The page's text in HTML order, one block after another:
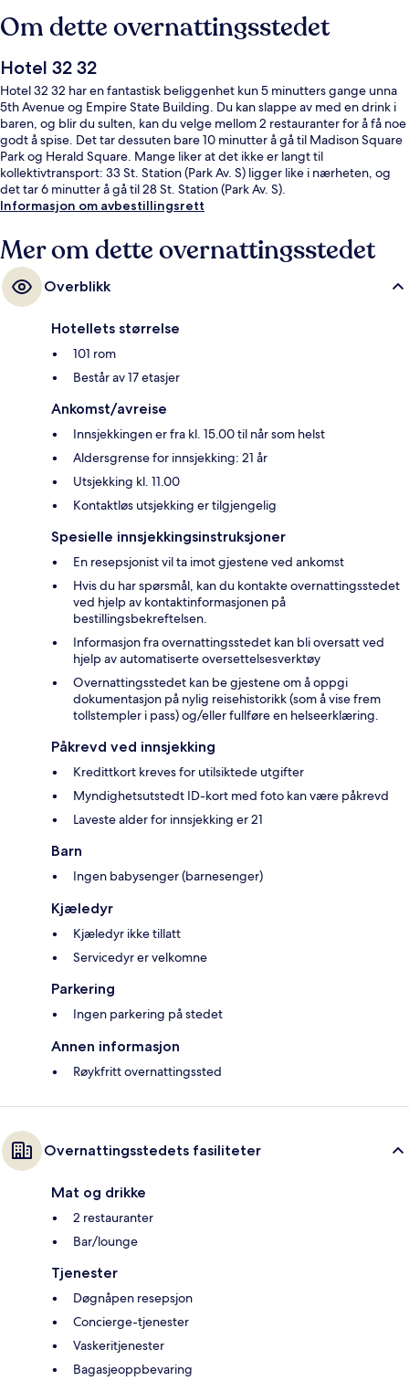
Om dette overnattingsstedet
Hotel 32 32
Hotel 32 32 har en fantastisk beliggenhet kun 5 minutters gange unna
5th Avenue og Empire State Building. Du kan slappe av med en drink i
baren, og blir du sulten, kan du velge mellom 2 restauranter for å få noe
godt å spise. Det tar dessuten bare 10 minutter å gå til Madison Square
Park og Herald Square. Mange liker at det ikke er langt til
kollektivtransport: 33 St. Station (Park Av. S) ligger like i nærheten, og
det tar 6 minutter å gå til 28 St. Station (Park Av. S).
Informasjon om avbestillingsrett
Mer om dette overnattingsstedet
Overblikk
Hotellets størrelse
101 rom
Består av 17 etasjer
Ankomst/avreise
Innsjekkingen er fra kl. 15.00 til når som helst
Aldersgrense for innsjekking: 21 år
Utsjekking kl. 11.00
Kontaktløs utsjekking er tilgjengelig
Spesielle innsjekkingsinstruksjoner
En resepsjonist vil ta imot gjestene ved ankomst
Hvis du har spørsmål, kan du kontakte overnattingsstedet
ved hjelp av kontaktinformasjonen på
bestillingsbekreftelsen.
Informasjon fra overnattingsstedet kan bli oversatt ved
hjelp av automatiserte oversettelsesverktøy
Overnattingsstedet kan be gjestene om å oppgi
dokumentasjon på nylig reisehistorikk (som å vise frem
tollstempler i pass) og/eller fullføre en helseerklæring.
Påkrevd ved innsjekking
Kredittkort kreves for utilsiktede utgifter
Myndighetsutstedt ID-kort med foto kan være påkrevd
Laveste alder for innsjekking er 21
Barn
Ingen babysenger (barnesenger)
Kjæledyr
Kjæledyr ikke tillatt
Servicedyr er velkomne
Parkering
Ingen parkering på stedet
Annen informasjon
Røykfritt overnattingssted
Overnattingsstedets fasiliteter
Mat og drikke
2 restauranter
Bar/lounge
Tjenester
Døgnåpen resepsjon
Concierge-tjenester
Vaskeritjenester
Bagasjeoppbevaring